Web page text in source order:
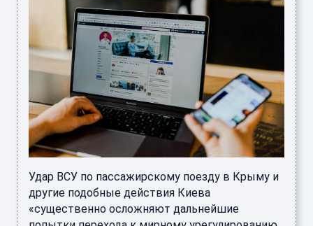
Удар ВСУ по пассажирскому поезду в Крыму и
другие подобные действия Киева
«существенно осложняют дальнейшие